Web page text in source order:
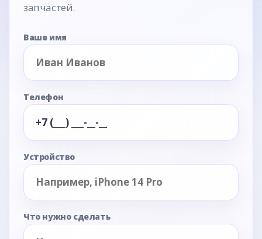
запчастей.
Ваше имя
Телефон
Устройство
Что нужно сделать